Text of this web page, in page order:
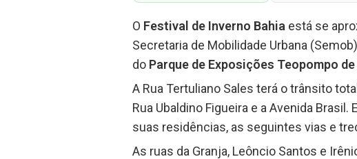
O Festival de Inverno Bahia está se
Secretaria de Mobilidade Urbana
do Parque de Exposições Teopompo
A Rua Tertuliano Sales terá o trânsito
Rua Ubaldino Figueira e a Avenida
suas residências, as seguintes vias e
As ruas da Granja, Leôncio Santos e